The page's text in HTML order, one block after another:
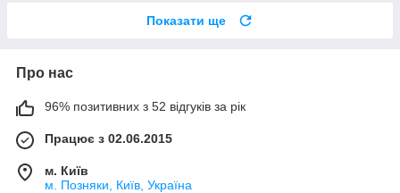
Показати ще
Про нас
96% позитивних з 52 відгуків за рік
Працює з 02.06.2015
м. Київ
м. Позняки, Київ, Україна